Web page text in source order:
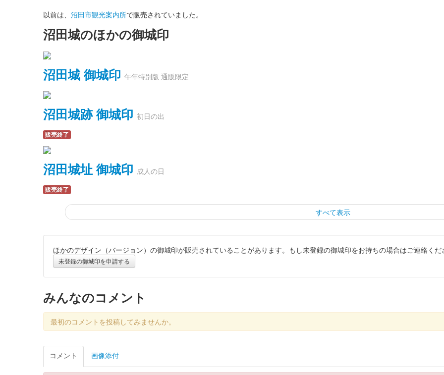
以前は、 沼田市観光案内所で販売されていました。
沼田城のほかの御城印
沼田城 御城印 午年特別版 通販限定
沼田城跡 御城印 初日の出
販売終了
沼田城址 御城印 成人の日
販売終了
すべて表示
霞城（沼田城）御城印 旧暦（睦月）2026年版
販売終了
沼田城跡 御城印 昭和百年 十二月版
販売終了
沼田城跡 御城印 旧暦（師走）2025年版
ほかのデザイン（バージョン）の御城印が販売されていることがあります。もし未登録の御城印をお持ちの場合はご連絡くだ
未登録の御城印を申請する
みんなのコメント
最初のコメントを投稿してみませんか。
コメント 画像添付